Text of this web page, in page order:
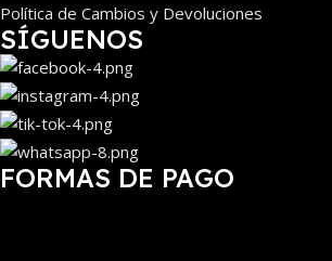
Política de Cambios y Devoluciones
SÍGUENOS
FORMAS DE PAGO